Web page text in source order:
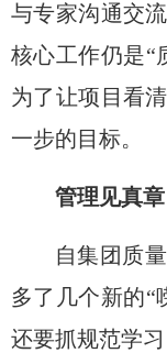
与专家沟通交
核心工作仍是“
为了让项目看
一步的目标。
管理见真章
自集团质
多了 几个新的“
还要抓规范学习